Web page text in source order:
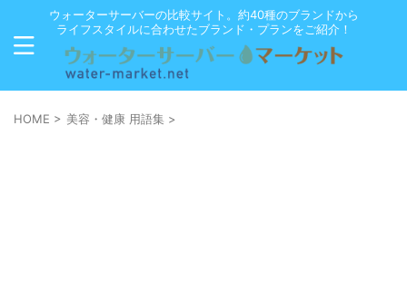
ウォーターサーバーの比較サイト。約40種のブランドから
ライフスタイルに合わせたブランド・プランをご紹介！
HOME > 美容・健康 用語集 >